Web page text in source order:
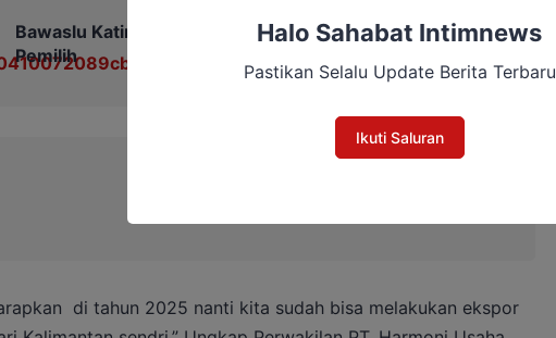
Bawaslu Katingan Minta KPU Perkuat Validitas Data
Pemilih
di tahun 2025 nanti kita sudah bisa melakukan ekspor
Halo Sahabat Intimnews
Pastikan Selalu Update Berita Terbaru
Ikuti Saluran